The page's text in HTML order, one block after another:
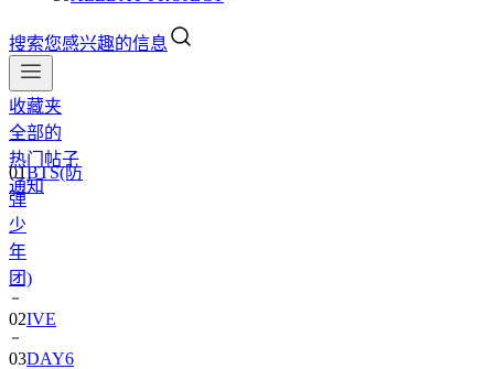
搜索您感兴趣的信息
收藏夹
全部的
热门帖子
通知
01BTS(防
弹
少
年
团)
02IVE
03DAY6
04RIIZE